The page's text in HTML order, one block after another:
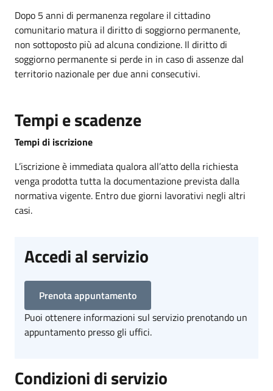
Dopo 5 anni di permanenza regolare il cittadino
comunitario matura il diritto di soggiorno permanente,
non sottoposto più ad alcuna condizione. Il diritto di
soggiorno permanente si perde in in caso di assenze dal
territorio nazionale per due anni consecutivi.
Tempi e scadenze
Tempi di iscrizione
L’iscrizione è immediata qualora all’atto della richiesta
venga prodotta tutta la documentazione prevista dalla
normativa vigente. Entro due giorni lavorativi negli altri
casi.
Accedi al servizio
Prenota appuntamento
Puoi ottenere informazioni sul servizio prenotando un
appuntamento presso gli uffici.
Condizioni di servizio